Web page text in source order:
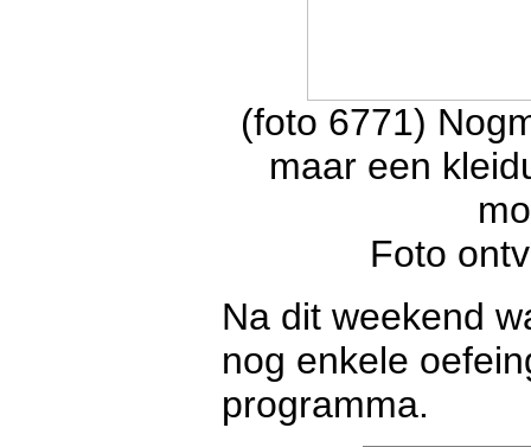
(foto 6771)
maar een
Foto
Na dit weekend
nog enkele
programma.